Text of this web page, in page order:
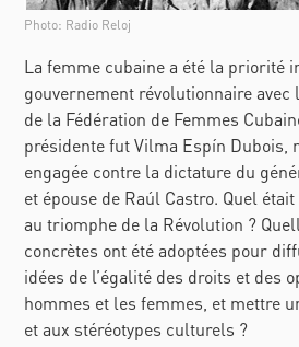
Photo: Radio Reloj
La femme cubaine a été la priorité
gouvernement révolutionnaire avec
de la Fédération de Femmes
présidente fut Vilma Espín Dubois,
engagée contre la dictature du
et épouse de Raúl Castro. Quel
au triomphe de la Révolution ?
concrètes ont été adoptées pour
idées de l’égalité des droits et des
hommes et les femmes, et mettre
et aux stéréotypes culturels ?